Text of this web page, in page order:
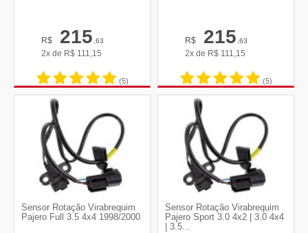
R$ 215,63
2x de R$ 111,15
(5)
R$ 215,63
2x de R$ 111,15
(5)
Sensor Rotação Virabrequim
Pajero Full 3.5 4x4 1998/2000
Sensor Rotação Virabrequim
Pajero Sport 3.0 4x2 | 3.0 4x4
| 3.5...